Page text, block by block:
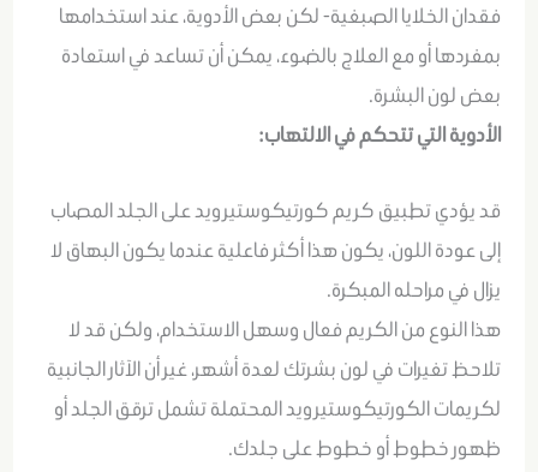
فقدان الخلايا الصبغية- لكن بعض الأدوية، عند استخدامها
بمفردها أو مع العلاج بالضوء، يمكن أن تساعد في استعادة
بعض لون البشرة.
الأدوية التي تتحكم في الالتهاب:
قد يؤدي تطبيق كريم كورتيكوستيرويد على الجلد المصاب
إلى عودة اللون، يكون هذا أكثر فاعلية عندما يكون البهاق لا
يزال في مراحله المبكرة.
هذا النوع من الكريم فعال وسهل الاستخدام، ولكن قد لا
تلاحظ تغيرات في لون بشرتك لعدة أشهر، غير أن الآثار الجانبية
لكريمات الكورتيكوستيرويد المحتملة تشمل ترقق الجلد أو
ظهور خطوط أو خطوط على جلدك.